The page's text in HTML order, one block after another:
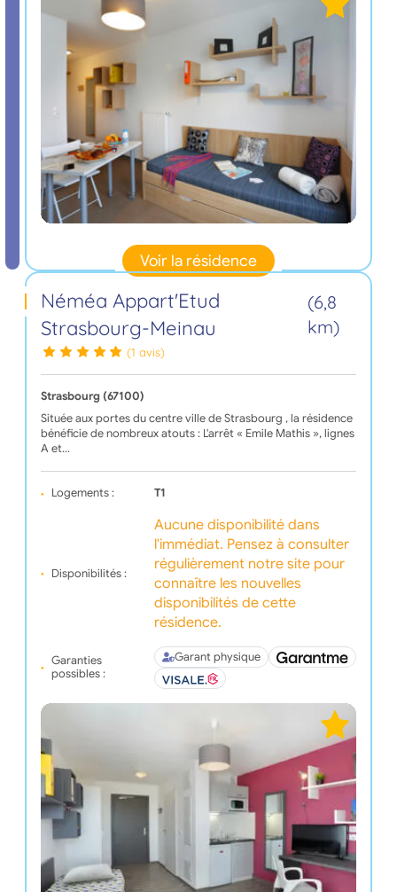
Voir la résidence
Néméa Appart'Etud
Strasbourg-Meinau
(6,8
km)
(1 avis)
Strasbourg (67100)
Située aux portes du centre ville de Strasbourg , la résidence
bénéficie de nombreux atouts : L'arrêt « Emile Mathis », lignes
A et…
Logements : T1
Disponibilités :
Aucune disponibilité dans
l'immédiat. Pensez à consulter
régulièrement notre site pour
connaître les nouvelles
disponibilités de cette
résidence.
Garanties
possibles :
Garant physique